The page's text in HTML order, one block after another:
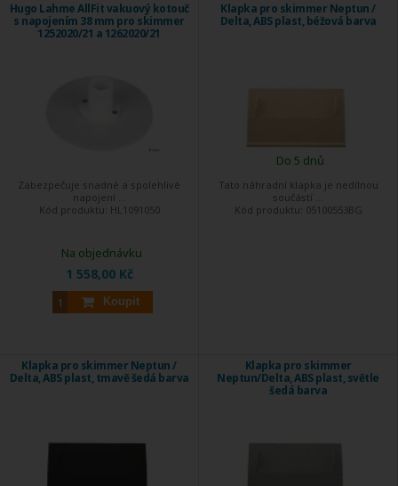
Hugo Lahme AllFit vakuový kotouč
s napojením 38 mm pro skimmer
1252020/21 a 1262020/21
Zabezpečuje snadné a spolehlivé
napojení ...
Kód produktu: HL1091050
1 558,00 Kč
Koupit
Na objednávku
Klapka pro skimmer Neptun /
Delta, ABS plast, béžová barva
Tato náhradní klapka je nedílnou
součástí ...
Kód produktu: 05100553BG
Do 5 dnů
Klapka pro skimmer Neptun /
Delta, ABS plast, tmavě šedá barva
Klapka pro skimmer
Neptun/Delta, ABS plast, světle
šedá barva